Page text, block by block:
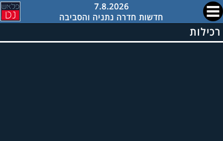
7.8.2026
חדשות חדרה נתניה והסביבה
רכילות